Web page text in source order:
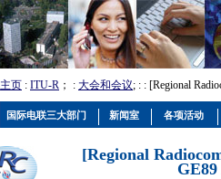
主页 : ITU-R ； : 大会和会议; : : [Regional
[Regional
国际电联三大部门 新闻室 各项活动